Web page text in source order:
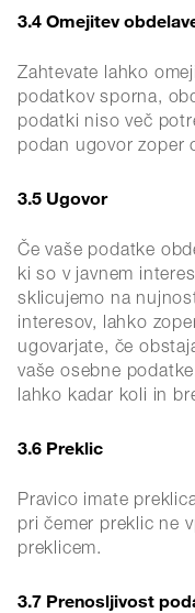
3.4 Omejitev
Zahtevate lahko
podatkov sporna,
podatki niso več
podan ugovor zoper
3.5 Ugovor
Če vaše podatke
ki so v javnem
sklicujemo na
interesov, lahko
ugovarjate, če
vaše osebne
lahko kadar koli in
3.6 Preklic
Pravico imate
pri čemer preklic ne
preklicem.
3.7 Prenosljivost